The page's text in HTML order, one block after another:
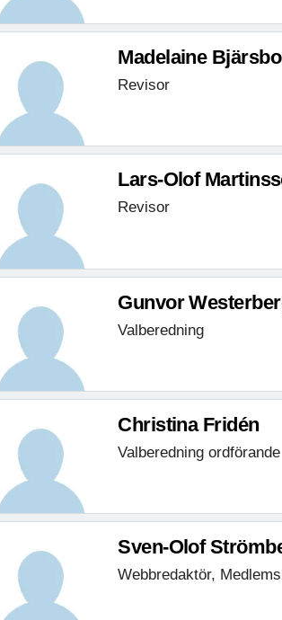
Madelaine
Revisor
Lars-Olof
Revisor
Gunvor
Valberedning
Christina Fridén
Valberedning ordförande
Sven-Olof
Webbredaktör,